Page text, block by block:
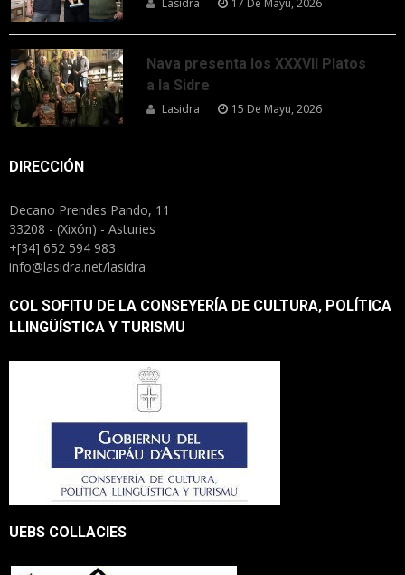
Nava presenta los XXXVII Platos
a la Sidre
Lasidra 15 De Mayu, 2026
DIRECCIÓN
Decano Prendes Pando, 11
33208 - (Xixón) - Asturies
+[34] 652 594 983
info@lasidra.net/lasidra
COL SOFITU DE LA CONSEYERÍA DE CULTURA, POLÍTICA
LLINGÜÍSTICA Y TURISMU
UEBS COLLACIES